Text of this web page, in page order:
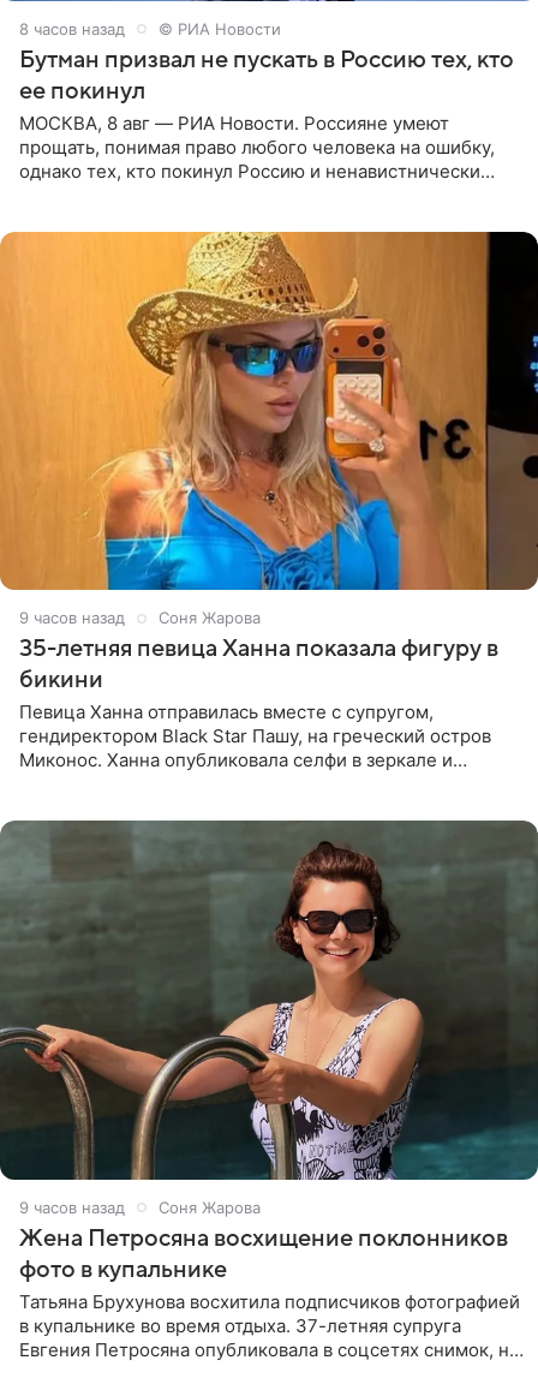
8 часов назад © РИА Новости
Бутман призвал не пускать в Россию тех, кто
ее покинул
МОСКВА, 8 авг — РИА Новости. Россияне умеют
прощать, понимая право любого человека на ошибку,
однако тех, кто покинул Россию и ненавистнически
9 часов назад Соня Жарова
35-летняя певица Ханна показала фигуру в
бикини
Певица Ханна отправилась вместе с супругом,
гендиректором Black Star Пашу, на греческий остров
Миконос. Ханна опубликовала селфи в зеркале и
9 часов назад Соня Жарова
Жена Петросяна восхищение поклонников
фото в купальнике
Татьяна Брухунова восхитила подписчиков фотографией
в купальнике во время отдыха. 37-летняя супруга
Евгения Петросяна опубликовала в соцсетях снимок, на